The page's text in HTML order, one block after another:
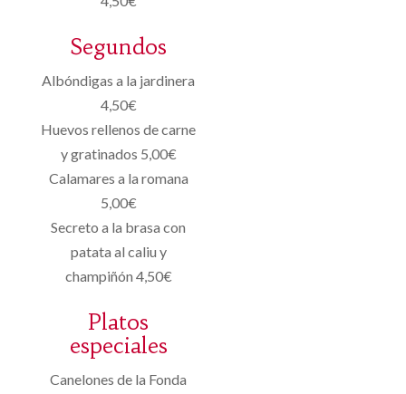
Segundos
Albóndigas a la jardinera
4,50€
Huevos rellenos de carne
y gratinados 5,00€
Calamares a la romana
5,00€
Secreto a la brasa con
patata al caliu y
champiñón 4,50€
Platos
especiales
Canelones de la Fonda